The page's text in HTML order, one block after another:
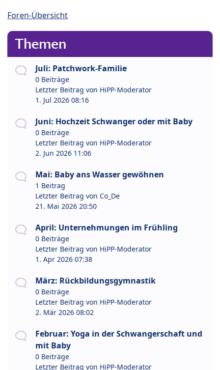
Foren-Übersicht
Themen
Juli: Patchwork-Familie
0 Beiträge
Letzter Beitrag von HiPP-Moderator
1. Jul 2026 08:16
Juni: Hochzeit Schwanger oder mit Baby
0 Beiträge
Letzter Beitrag von HiPP-Moderator
2. Jun 2026 11:06
Mai: Baby ans Wasser gewöhnen
1 Beitrag
Letzter Beitrag von Co_De
21. Mai 2026 20:50
April: Unternehmungen im Frühling
0 Beiträge
Letzter Beitrag von HiPP-Moderator
1. Apr 2026 07:38
März: Rückbildungsgymnastik
0 Beiträge
Letzter Beitrag von HiPP-Moderator
2. Mär 2026 08:02
Februar: Yoga in der Schwangerschaft und
mit Baby
0 Beiträge
Letzter Beitrag von HiPP-Moderator